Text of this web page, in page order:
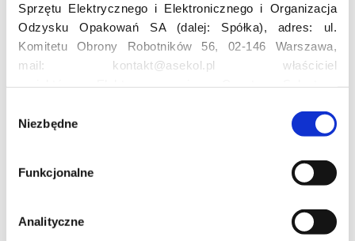
Sprzętu Elektrycznego i Elektronicznego i Organizacja
Odzysku Opakowań SA (dalej: Spółka), adres: ul.
Komitetu Obrony Robotników 56, 02-146 Warszawa,
mail: kontakt@asekol.pl właściciel
Asekolove. Administrator przetwarza następujące dane
osobowe Użytkowników: imię, nazwisko, adres e-mail,
numer telefonu, miasto, preferencje Użytkownika,
lokalizacja, obszar zainteresowania, dane przetwarzane
reklamowy Użytkownika, lokalizacja, identyfikator
urządzenia, data i godzina korzystania z serwisu, dane
Niezbędne
Funkcjonalne
Analityczne
Edukacja
Projekt edukacyjny F(RE)Ecykling – FREEducation
Profesjonalna i Bezpieczna Utylizacja Elektroodpadów